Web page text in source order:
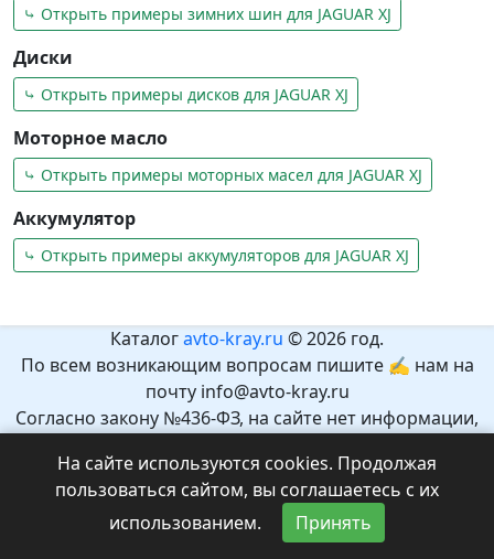
⤷ Открыть примеры зимних шин для JAGUAR XJ
Диски
⤷ Открыть примеры дисков для JAGUAR XJ
Моторное масло
⤷ Открыть примеры моторных масел для JAGUAR XJ
Аккумулятор
⤷ Открыть примеры аккумуляторов для JAGUAR XJ
Каталогavto-kray.ru © 2026 год.
По всем возникающим вопросам пишите ✍ нам на
почту info@avto-kray.ru
Согласно закону №436-ФЗ, на сайте нет информации,
детей.
Рекомендуемый возраст 12+.
На сайте используются cookies. Продолжая
пользоваться сайтом, вы соглашаетесь с их
использованием.
Принять